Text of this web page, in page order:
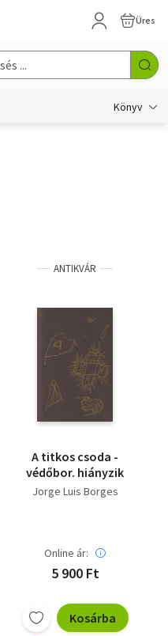
Üres
Könyv
ANTIKVÁR
A titkos csoda -
védőbor. hiányzik
Jorge Luis Borges
Online ár:
5 900 Ft
Kosárba